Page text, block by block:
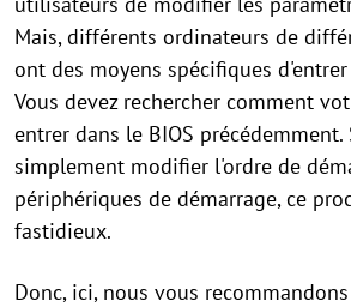
Mais, différents ordinateurs de
ont des moyens spécifiques d'entrer
Vous devez rechercher comment
entrer dans le BIOS
simplement modifier l'ordre de
périphériques de démarrage, ce
fastidieux.
Donc, ici, nous vous